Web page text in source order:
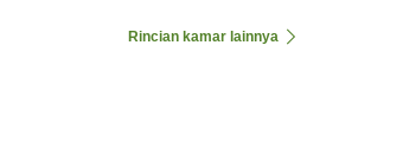
Rincian kamar lainnya